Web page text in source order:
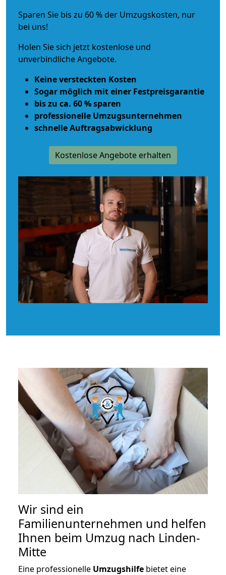
Sparen Sie bis zu 60 % der Umzugskosten, nur
bei uns!
Holen Sie sich jetzt kostenlose und
unverbindliche Angebote.
Keine versteckten Kosten
Sogar möglich mit einer Festpreisgarantie
bis zu ca. 60 % sparen
professionelle Umzugsunternehmen
schnelle Auftragsabwicklung
Kostenlose Angebote erhalten
Wir sind ein
Familienunternehmen und helfen
Ihnen beim Umzug nach Linden-
Mitte
Eine professionelle Umzugshilfe bietet eine